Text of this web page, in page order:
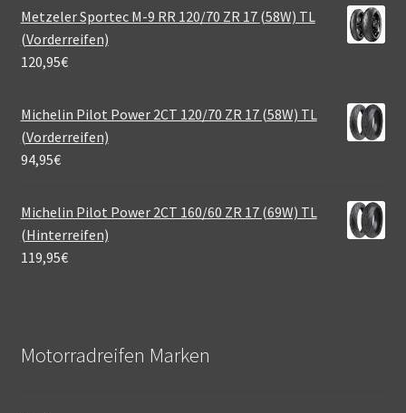
Metzeler Sportec M-9 RR 120/70 ZR 17 (58W) TL
(Vorderreifen)
120,95€
Michelin Pilot Power 2CT 120/70 ZR 17 (58W) TL
(Vorderreifen)
94,95€
Michelin Pilot Power 2CT 160/60 ZR 17 (69W) TL
(Hinterreifen)
119,95€
Motorradreifen Marken